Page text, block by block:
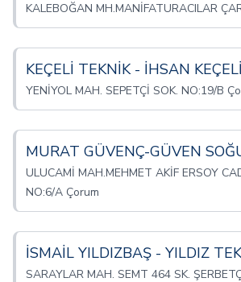
KALEBOĞAN MH.MANİFATURACILAR
KEÇELİ TEKNİK - İHSAN KEÇELİ
YENİYOL MAH. SEPETÇİ SOK. NO:19/B
MURAT GÜVENÇ-GÜVEN
ULUCAMİ MAH.MEHMET AKİF ERSOY
NO:6/A Çorum
İSMAİL YILDIZBAŞ - YILDIZ
SARAYLAR MAH. SEMT 464 SK.